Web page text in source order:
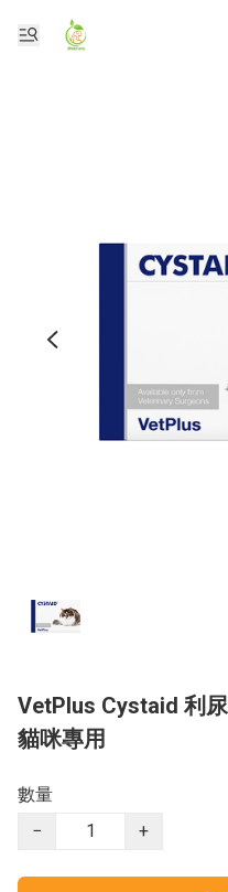
VetPlus Cystaid 利
貓咪專用
數量
−
+